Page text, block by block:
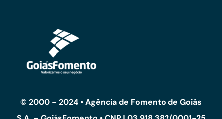
© 2000 – 2024 • Agência de Fomento de Goiás